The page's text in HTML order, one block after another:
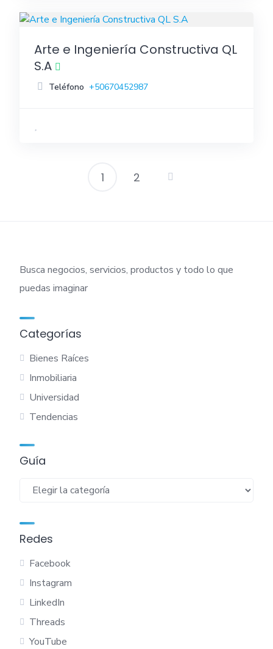
Arte e Ingeniería Constructiva QL
S.A
Teléfono +50670452987
P
i
1 2
Busca negocios, servicios, productos y todo lo que
puedas imaginar
Categorías
Bienes Raíces
Inmobiliaria
Universidad
Tendencias
Guía
Guía
Redes
Facebook
Instagram
LinkedIn
Threads
YouTube